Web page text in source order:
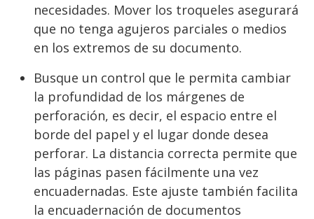
necesidades. Mover los troqueles asegurará
que no tenga agujeros parciales o medios
en los extremos de su documento.
Busque un control que le permita cambiar
la profundidad de los márgenes de
perforación, es decir, el espacio entre el
borde del papel y el lugar donde desea
perforar. La distancia correcta permite que
las páginas pasen fácilmente una vez
encuadernadas. Este ajuste también facilita
la encuadernación de documentos